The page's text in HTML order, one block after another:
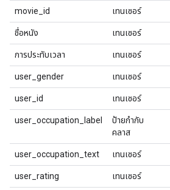
movie_id เทนเซอร์
ชื่อหนัง เทนเซอร์
การประทับเวลา เทนเซอร์
user_gender เทนเซอร์
user_id เทนเซอร์
user_occupation_label
ป้ายกำกับ
คลาส
user_occupation_text เทนเซอร์
user_rating เทนเซอร์